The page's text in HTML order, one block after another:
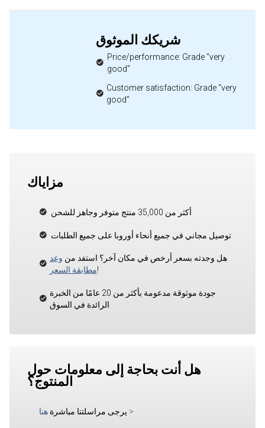
شريكك الموثوق
Price/performance: Grade "very
good"
Customer satisfaction: Grade "very
good"
مزاياك
أكثر من 35,000 منتج متوفر وجاهز للشحن
توصيل مجاني في جميع أنحاء أوروبا على جميع الطلبات
هل وجدته بسعر أرخص في مكان آخر؟ استفد من وعد
مطابقة السعر!
جودة موثوقة مدعومة بأكثر من 20 عامًا من الخبرة
الرائدة في السوق
هل أنت بحاجة إلى معلومات حول
المنتوج؟
يرجى مراسلتنا مباشرة هنا >